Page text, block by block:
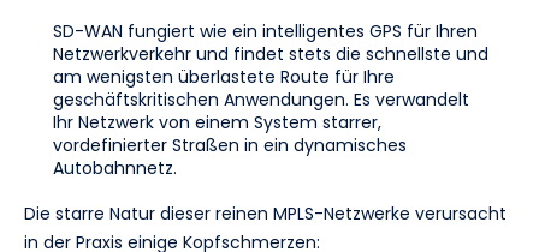
SD-WAN fungiert wie ein intelligentes GPS für Ihren
Netzwerkverkehr und findet stets die schnellste und
am wenigsten überlastete Route für Ihre
geschäftskritischen Anwendungen. Es verwandelt
Ihr Netzwerk von einem System starrer,
vordefinierter Straßen in ein dynamisches
Autobahnnetz.
Die starre Natur dieser reinen MPLS-Netzwerke verursacht
in der Praxis einige Kopfschmerzen: